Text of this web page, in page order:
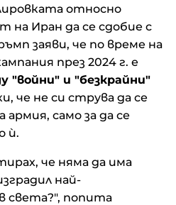
относно
на Иран да се сдобие с
заяви, че по време на
през 2024 г. е
"войни" и "безкрайни"
че не си струва да се
армия, само за да се
ѝ.
че няма да има
най-
света?", попита